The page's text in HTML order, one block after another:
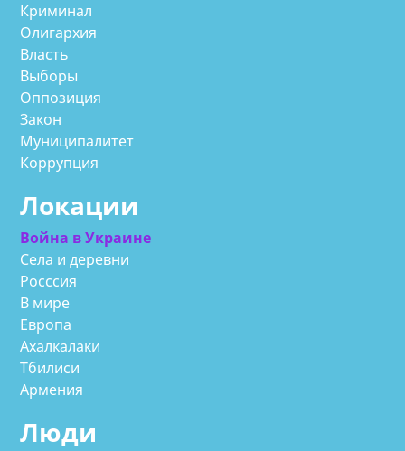
Криминал
Олигархия
Власть
Выборы
Оппозиция
Закон
Муниципалитет
Коррупция
Локации
Война в Украине
Села и деревни
Росссия
В мире
Европа
Ахалкалаки
Тбилиси
Армения
Люди